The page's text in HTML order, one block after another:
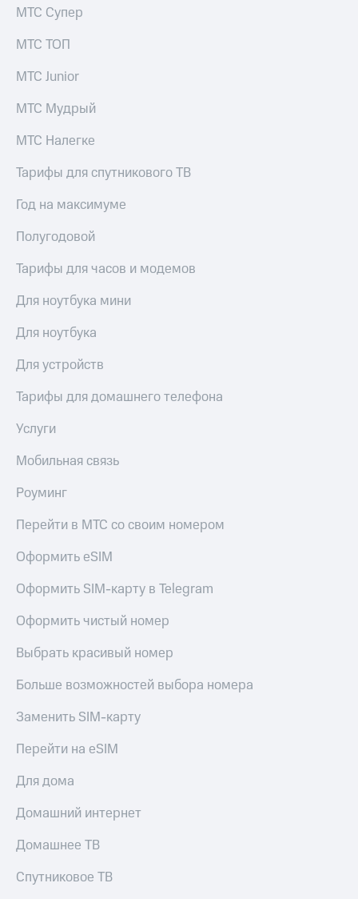
МТС Супер
МТС ТОП
МТС Junior
МТС Мудрый
МТС Налегке
Тарифы для спутникового ТВ
Год на максимуме
Полугодовой
Тарифы для часов и модемов
Для ноутбука мини
Для ноутбука
Для устройств
Тарифы для домашнего телефона
Услуги
Мобильная связь
Роуминг
Перейти в МТС со своим номером
Оформить eSIM
Оформить SIM-карту в Telegram
Оформить чистый номер
Выбрать красивый номер
Больше возможностей выбора номера
Заменить SIM-карту
Перейти на eSIM
Для дома
Домашний интернет
Домашнее ТВ
Спутниковое ТВ